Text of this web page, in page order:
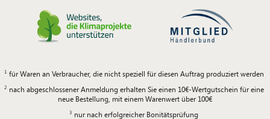
für Waren an Verbraucher, die nicht speziell für diesen Auftrag produziert werden
nach abgeschlossener Anmeldung erhalten Sie einen 10€-Wertgutschein für eine
neue Bestellung, mit einem Warenwert über 100€
nur nach erfolgreicher Bonitätsprüfung